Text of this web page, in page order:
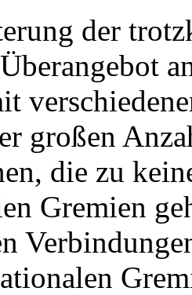
der
großen
die zu
Gremien